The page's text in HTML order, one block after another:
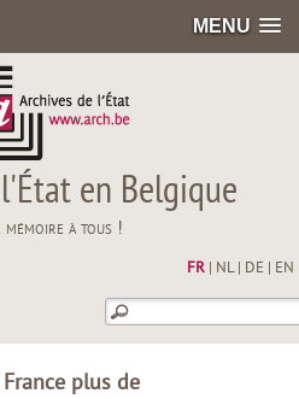
MENU
en Belgique
à tous !
FR| NL| DE EN
plus de